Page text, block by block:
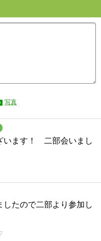
写真
います！ 二部会いまし
たので二部より参加し